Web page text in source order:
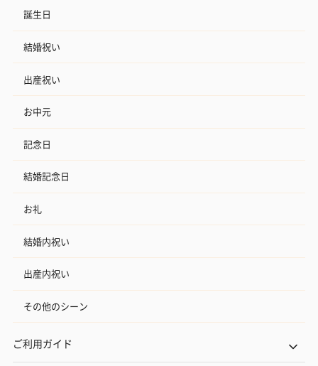
いぶりがっことチーズ
のオイル漬（981円）
ごろっとうまみ チーズ
しょっつるナ
誕生日
結婚祝い
出産祝い
お中元
記念日
結婚記念日
お礼
結婚内祝い
出産内祝い
その他のシーン
ご利用ガイド